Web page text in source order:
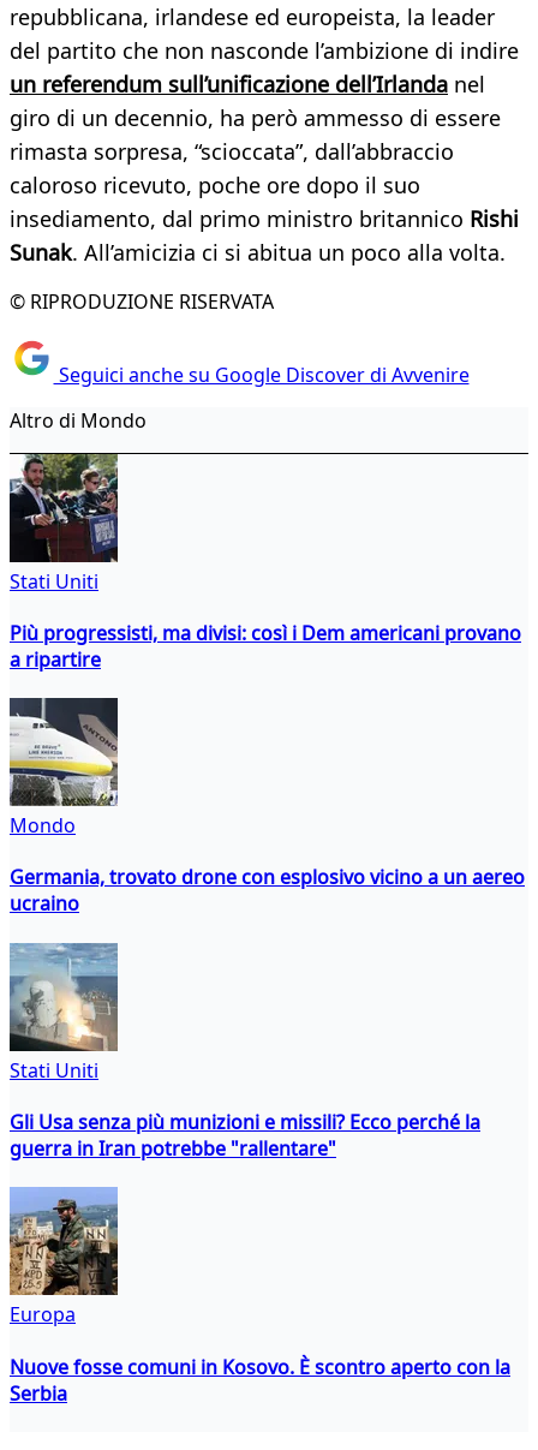
repubblicana, irlandese ed europeista, la leader
del partito che non nasconde l’ambizione di indire
un referendum sull’unificazione dell’Irlanda nel
giro di un decennio, ha però ammesso di essere
rimasta sorpresa, “scioccata”, dall’abbraccio
caloroso ricevuto, poche ore dopo il suo
insediamento, dal primo ministro britannico Rishi
Sunak. All’amicizia ci si abitua un poco alla volta.
© RIPRODUZIONE RISERVATA
Seguici anche su Google Discover di Avvenire
Altro di Mondo
Stati Uniti
Più progressisti, ma divisi: così i Dem americani provano
a ripartire
Mondo
Germania, trovato drone con esplosivo vicino a un aereo
ucraino
Stati Uniti
Gli Usa senza più munizioni e missili? Ecco perché la
guerra in Iran potrebbe "rallentare"
Europa
Nuove fosse comuni in Kosovo. È scontro aperto con la
Serbia